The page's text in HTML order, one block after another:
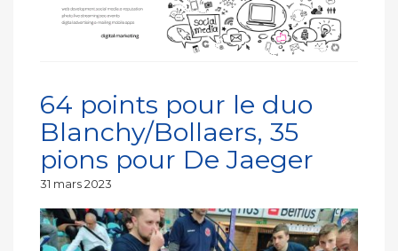
64 points pour le duo
Blanchy/Bollaers, 35
pions pour De Jaeger
Publié
31 mars 2023